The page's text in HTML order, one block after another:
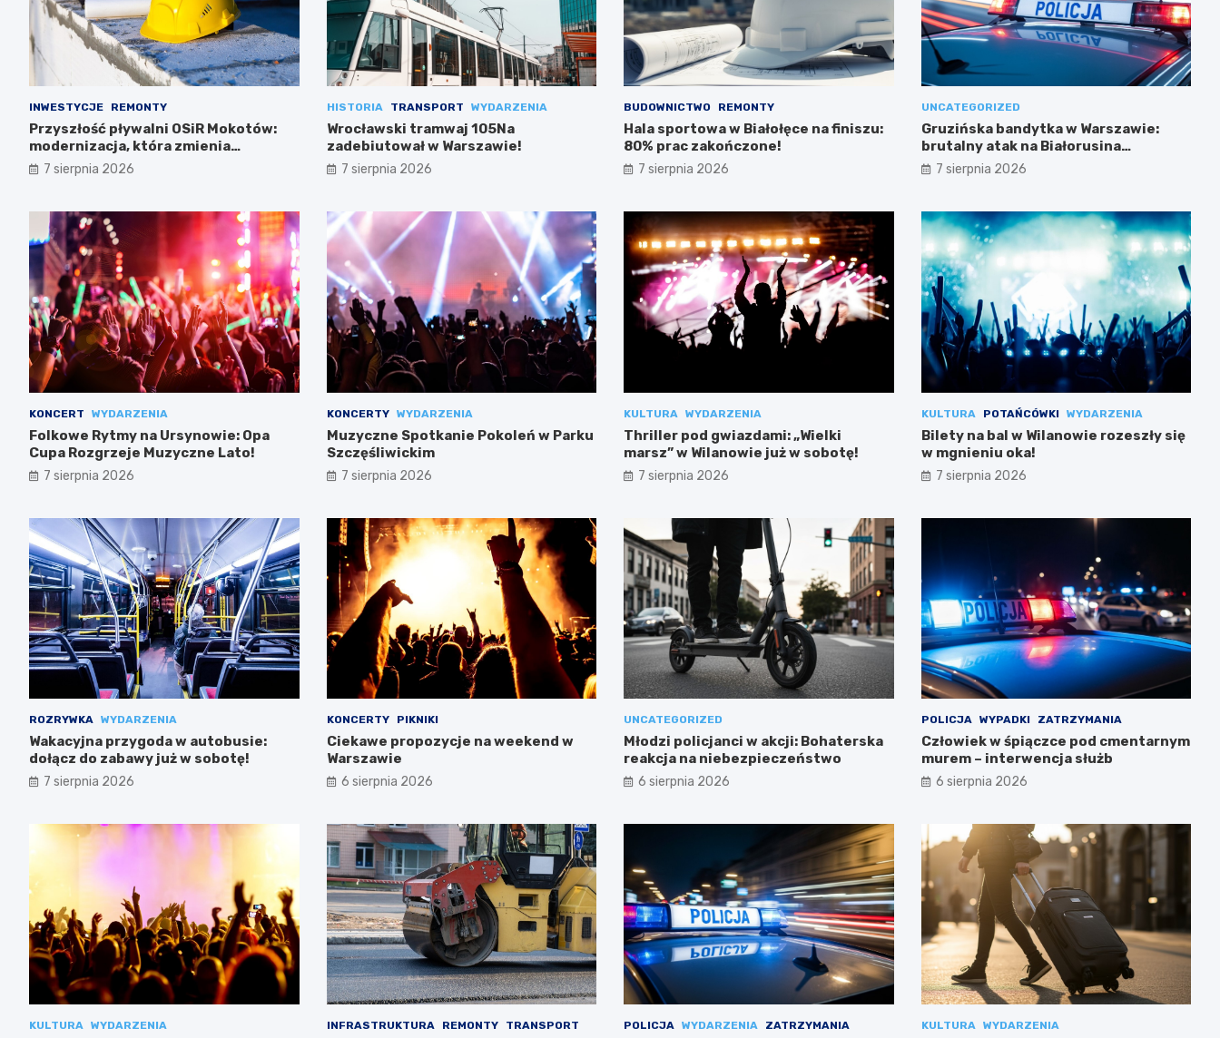
INWESTYCJE REMONTY
Przyszłość pływalni OSiR Mokotów:
modernizacja, która zmienia
wszystko
7 sierpnia 2026
HISTORIA TRANSPORT WYDARZENIA
Wrocławski tramwaj 105Na
zadebiutował w Warszawie!
7 sierpnia 2026
BUDOWNICTWO REMONTY
Hala sportowa w Białołęce na finiszu:
80% prac zakończone!
7 sierpnia 2026
UNCATEGORIZED
Gruzińska bandytka w Warszawie:
brutalny atak na Białorusina
zakończony aresztowaniem
7 sierpnia 2026
KONCERT WYDARZENIA
Folkowe Rytmy na Ursynowie: Opa
Cupa Rozgrzeje Muzyczne Lato!
7 sierpnia 2026
KONCERTY WYDARZENIA
Muzyczne Spotkanie Pokoleń w Parku
Szczęśliwickim
7 sierpnia 2026
KULTURA WYDARZENIA
Thriller pod gwiazdami: „Wielki
marsz” w Wilanowie już w sobotę!
7 sierpnia 2026
KULTURA POTAŃCÓWKI WYDARZENIA
Bilety na bal w Wilanowie rozeszły się
w mgnieniu oka!
7 sierpnia 2026
ROZRYWKA WYDARZENIA
Wakacyjna przygoda w autobusie:
dołącz do zabawy już w sobotę!
7 sierpnia 2026
KONCERTY PIKNIKI
Ciekawe propozycje na weekend w
Warszawie
6 sierpnia 2026
UNCATEGORIZED
Młodzi policjanci w akcji: Bohaterska
reakcja na niebezpieczeństwo
6 sierpnia 2026
POLICJA WYPADKI ZATRZYMANIA
Człowiek w śpiączce pod cmentarnym
murem – interwencja służb
6 sierpnia 2026
KULTURA WYDARZENIA INFRASTRUKTURA REMONTY TRANSPORT POLICJA WYDARZENIA ZATRZYMANIA KULTURA WYDARZENIA